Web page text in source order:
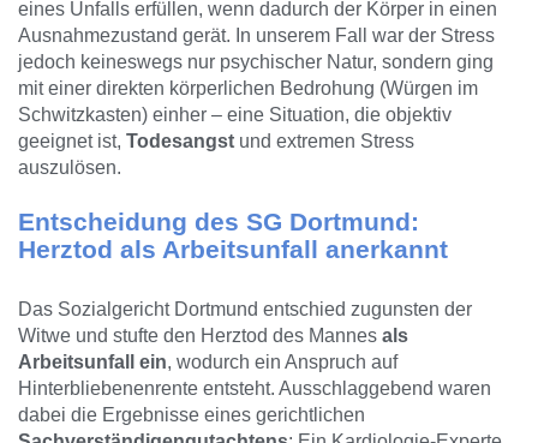
eines Unfalls erfüllen, wenn dadurch der Körper in einen
Ausnahmezustand gerät. In unserem Fall war der Stress
jedoch keineswegs nur psychischer Natur, sondern ging
mit einer direkten körperlichen Bedrohung (Würgen im
Schwitzkasten) einher – eine Situation, die objektiv
geeignet ist, Todesangst und extremen Stress
auszulösen.
Entscheidung des SG Dortmund:
Herztod als Arbeitsunfall anerkannt
Das Sozialgericht Dortmund entschied zugunsten der
Witwe und stufte den Herztod des Mannes als
Arbeitsunfall ein, wodurch ein Anspruch auf
Hinterbliebenenrente entsteht. Ausschlaggebend waren
dabei die Ergebnisse eines gerichtlichen